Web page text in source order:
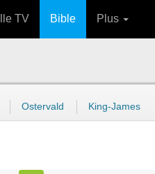
TV Bible Plus
Ostervald King-James